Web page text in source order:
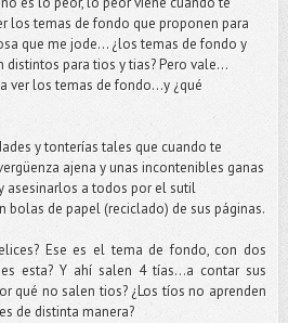
los temas de fondo que proponen para
que me jode... ¿los temas de fondo y
distintos para tios y tias? Pero vale…
ver los temas de fondo…y ¿qué
y tonterías tales que cuando te
ajena y unas incontenibles ganas
asesinarlos a todos por el sutil
bolas de papel (reciclado) de sus páginas.
Ese es el tema de fondo, con dos
esta? Y ahí salen 4 tías…a contar sus
qué no salen tios? ¿Los tíos no aprenden
de distinta manera?